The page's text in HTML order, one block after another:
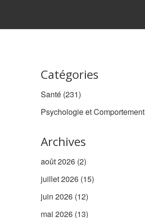
Catégories
Santé (231)
Psychologie et Comportement
Archives
août 2026 (2)
juillet 2026 (15)
juin 2026 (12)
mai 2026 (13)